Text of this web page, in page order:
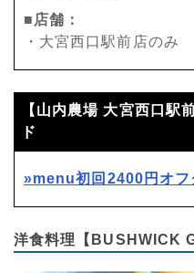
■店舗：
・大宮西口駅前店のみ
【山内農場 大宮西口駅
ド
»menu初回2400円オフ
洋食料理【BUSHWICK